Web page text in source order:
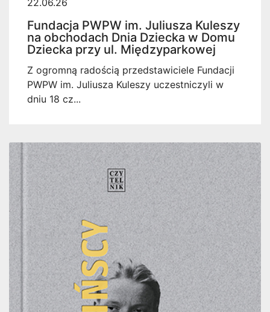
Fundacja PWPW im. Juliusza Kuleszy
na obchodach Dnia Dziecka w Domu
Dziecka przy ul. Międzyparkowej
Z ogromną radością przedstawiciele Fundacji
PWPW im. Juliusza Kuleszy uczestniczyli w
dniu 18 cz...